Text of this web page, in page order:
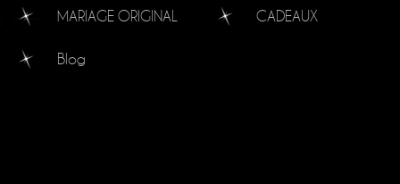
MARIAGE ORIGINAL CADEAUX
Blog